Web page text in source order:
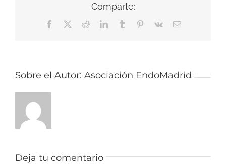
Comparte:
Facebook RedditLinkedInTumblr Pinterest
Vk
Correo
Sobre el Autor: Asociación EndoMadrid
Deja tu comentario